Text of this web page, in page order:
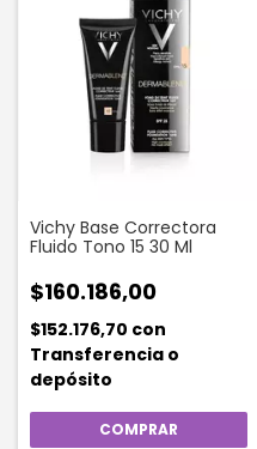
Vichy Base Correctora
Fluido Tono 15 30 Ml
$160.186,00
$152.176,70 con
Transferencia o
depósito